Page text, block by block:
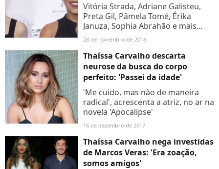
Vitória Strada, Adriane Galisteu,
Preta Gil, Pâmela Tomé, Érika
Januza, Sophia Abrahão e mais
famosas marcaram presença na
premiação Men of The Year,
realizado no Copacabana Palace,...
28 de novembro de 2018
Thaíssa Carvalho descarta
neurose da busca do corpo
perfeito: 'Passei da idade'
'Me cuido, mas não de maneira
radical', acrescenta a atriz, no ar na
novela 'Apocalipse'
16 de dezembro de 2017
Thaíssa Carvalho nega investidas
de Marcos Veras: 'Era zoação,
somos amigos'